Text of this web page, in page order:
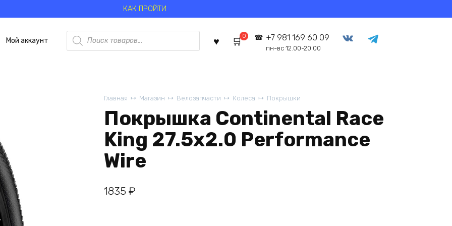
КАК ПРОЙТИ
Мой аккаунт
Поиск
товаров
0 +7 981 169 60 09
пн-вс 12.00-20.00
Главная
Магазин Велозапчасти Колеса Покрышки
Покрышка Continental Race
King 27.5х2.0 Performance
Wire
1835 ₽